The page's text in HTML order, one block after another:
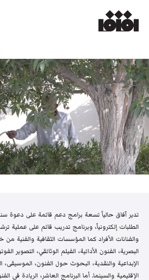
تدير آفاق حالياً تسعة برامج دعم قائمة على دعوة
الطلبات إلكترونياً، وبرنامج تدريب قائم على عملية
والفنانات الأفراد كما المؤسسات الثقافية والفنية من
البصرية، الفنون الأدائية، الفيلم الوثائقي، التصوير
الإبداعية والنقدية، البحوث حول الفنون، الموسيقى،
الإقليمية والسينما. أما البرنامج العاشر، الريادة في